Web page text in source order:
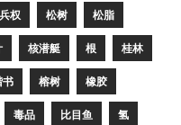
权 松树 松脂
核潜艇 根 桂林
书 榕树 橡胶
毒品 比目鱼 氢